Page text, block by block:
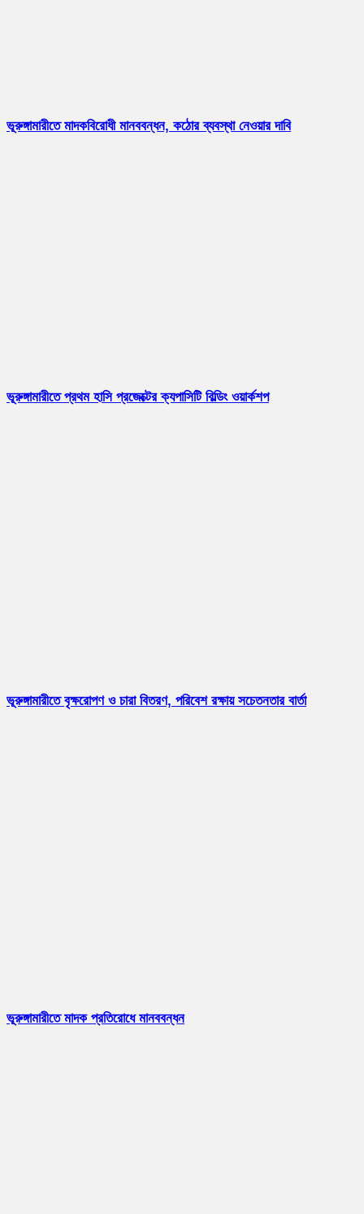
ভূরুঙ্গামারীতে মাদকবিরোধী মানববন্ধন, কঠোর ব্যবস্থা নেওয়ার দাবি
ভূরুঙ্গামারীতে প্রথম হাসি প্রজেক্টের ক্যপাসিটি বিল্ডিং ওয়ার্কশপ
ভূরুঙ্গামারীতে বৃক্ষরোপণ ও চারা বিতরণ, পরিবেশ রক্ষায় সচেতনতার বার্তা
ভূরুঙ্গামারীতে মাদক প্রতিরোধে মানববন্ধন